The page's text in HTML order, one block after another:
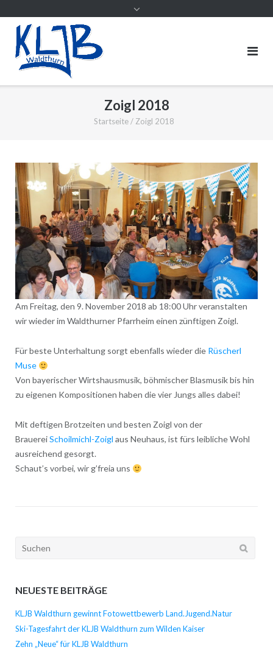
Zoigl 2018
Startseite/ Zoigl 2018
Am Freitag, den 9. November 2018 ab 18:00 Uhr veranstalten
wir wieder im Waldthurner Pfarrheim einen zünftigen Zoigl.
Für beste Unterhaltung sorgt ebenfalls wieder die Rüscherl
Muse
Von bayerischer Wirtshausmusik, böhmischer Blasmusik bis hin
zu eigenen Kompositionen haben die vier Jungs alles dabei!
Mit deftigen Brotzeiten und besten Zoigl von der
BrauereiSchoilmichl-Zoigl aus Neuhaus, ist fürs leibliche Wohl
ausreichend gesorgt.
Schaut’s vorbei, wir g’freia uns
Suchen
NEUESTE BEITRÄGE
KLJB Waldthurn gewinnt Fotowettbewerb Land.Jugend.Natur
Ski-Tagesfahrt der KLJB Waldthurn zum Wilden Kaiser
Zehn „Neue“ für KLJB Waldthurn